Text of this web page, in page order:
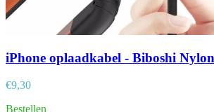
iPhone oplaadkabel - Biboshi
€9,30
Bestellen